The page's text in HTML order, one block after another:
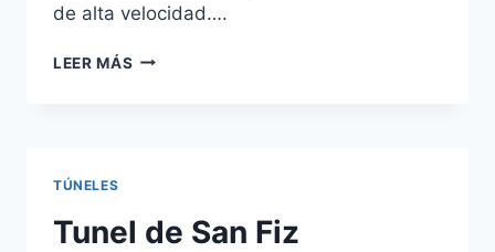
de alta velocidad….
LEER MÁS TUNEL
TÚNELES
Tunel de San Fiz